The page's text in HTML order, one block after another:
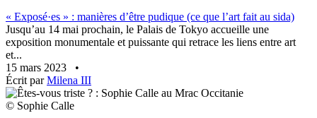
« Exposé·es » : manières d’être pudique (ce que l’art fait au sida)
Jusqu’au 14 mai prochain, le Palais de Tokyo accueille une
exposition monumentale et puissante qui retrace les liens entre art
et...
15 mars 2023
•
Écrit parMilena III
© Sophie Calle